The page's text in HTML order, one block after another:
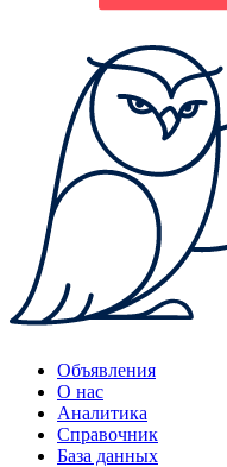
Объявления
О нас
Аналитика
Справочник
База данных